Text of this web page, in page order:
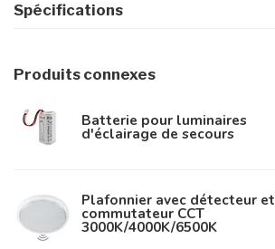
Spécifications
Produits connexes
Batterie pour luminaires
d'éclairage de secours
Plafonnier avec détecteur et
commutateur CCT
3000K/4000K/6500K